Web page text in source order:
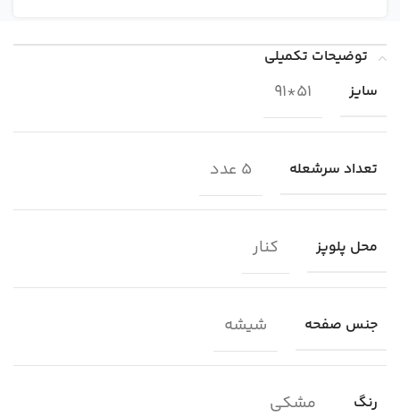
توضیحات تکمیلی
سایز
51*91
تعداد سرشعله 5 عدد
محل پلوپز کنار
جنس صفحه شیشه
رنگ مشکی